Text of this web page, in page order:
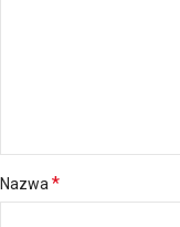
Nazwa *